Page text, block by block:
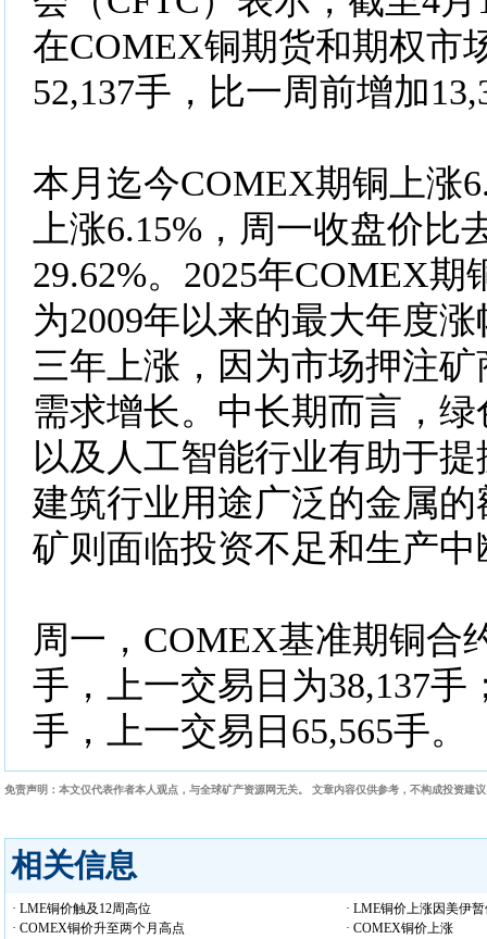
在COMEX铜期货和期权市
52,137手，比一周前增加
本月迄今COMEX期铜上涨
上涨6.15%，周一收盘价比
29.62%。2025年COMEX期
为2009年以来的最大年度
三年上涨，因为市场押注
需求增长。中长期而言，
以及人工智能行业有助于
建筑行业用途广泛的金属
矿则面临投资不足和生产
周一，COMEX基准期铜合
手，上一交易日为38,137手
手，上一交易日65,565手。
免责声明：本文仅代表作者本人观点，与全球矿产资源网无关。 文章内容仅供参考，不构成投资建
相关信息
· LME铜价触及12周高位
· LME铜价上涨因美伊
· COMEX铜价升至两个月高点
· COMEX铜价上涨